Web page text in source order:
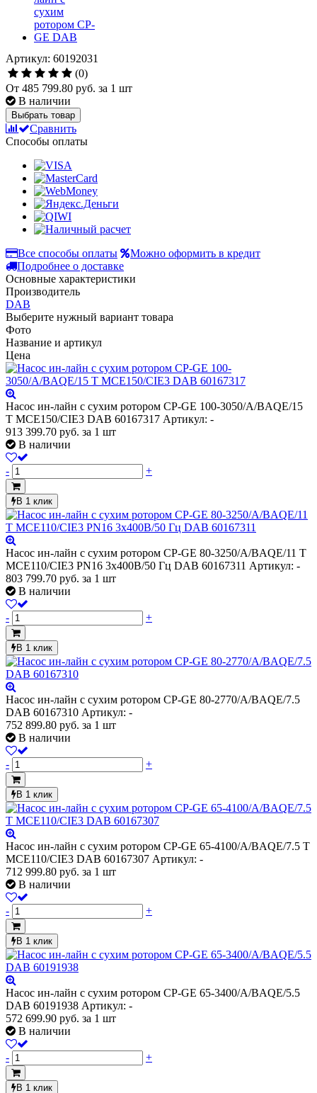
Артикул: 60192031
(0)
От 485 799.80 руб. за 1 шт
В наличии
Выбрать товар
Сравнить
Способы оплаты
Все способы оплаты
Можно оформить в кредит
Подробнее о доставке
Основные характеристики
Производитель
DAB
Выберите нужный вариант товара
Фото
Название и артикул
Цена
Насос ин-лайн с сухим ротором CP-GE 100-3050/A/BAQE/15
T MCE150/CIE3 DAB 60167317 Артикул: -
913 399.70 руб. за 1 шт
В наличии
- +
В 1 клик
Насос ин-лайн с сухим ротором CP-GE 80-3250/A/BAQE/11 T
MCE110/CIE3 PN16 3х400В/50 Гц DAB 60167311 Артикул: -
803 799.70 руб. за 1 шт
В наличии
- +
В 1 клик
Насос ин-лайн с сухим ротором CP-GE 80-2770/A/BAQE/7.5
DAB 60167310 Артикул: -
752 899.80 руб. за 1 шт
В наличии
- +
В 1 клик
Насос ин-лайн с сухим ротором CP-GE 65-4100/A/BAQE/7.5 T
MCE110/CIE3 DAB 60167307 Артикул: -
712 999.80 руб. за 1 шт
В наличии
- +
В 1 клик
Насос ин-лайн с сухим ротором CP-GE 65-3400/A/BAQE/5.5
DAB 60191938 Артикул: -
572 699.90 руб. за 1 шт
В наличии
- +
В 1 клик